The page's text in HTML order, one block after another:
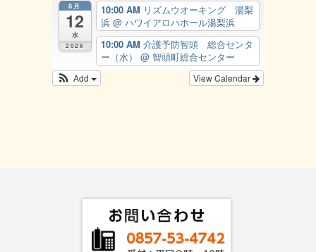
8月
12
水
2026
10:00 AM リズムウオーキング 湯梨
浜 @ ハワイアロハホール湯梨浜
10:00 AM 介護予防智頭 総合センタ
ー（水） @ 智頭町総合センター
View Calendar
Add